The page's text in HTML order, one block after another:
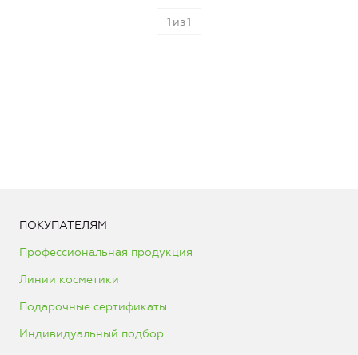
1 из1
ПОКУПАТЕЛЯМ
Профессиональная продукция
Линии косметики
Подарочные сертификаты
Индивидуальный подбор